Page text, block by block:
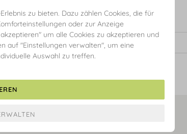
zu bieten. Dazu zählen Cookies, die für
oder zur Anzeige
um alle Cookies zu akzeptieren und
auf "Einstellungen verwalten", um eine
Auswahl zu treffen.